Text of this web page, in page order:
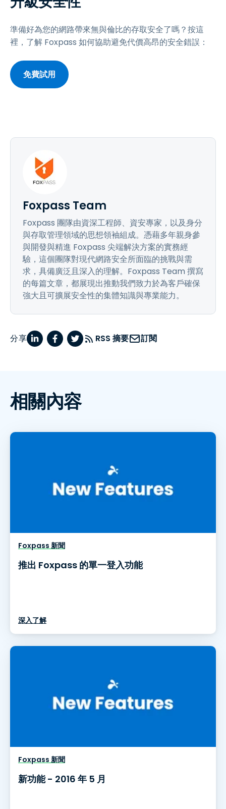
準備好為您的網路帶來無與倫比的存取安全了嗎？按這
裡，了解 Foxpass 如何協助避免代價高昂的安全錯誤：
免費試用
Foxpass Team
Foxpass 團隊由資深工程師、資安專家，以及身分
與存取管理領域的思想領袖組成。憑藉多年親身參
與開發與精進 Foxpass 尖端解決方案的實務經
驗，這個團隊對現代網路安全所面臨的挑戰與需
求，具備廣泛且深入的理解。Foxpass Team 撰寫
的每篇文章，都展現出推動我們致力於為客戶確保
強大且可擴展安全性的集體知識與專業能力。
分享 RSS 摘要 訂閱
相關內容
Foxpass 新聞
推出 Foxpass 的單一登入功能
深入了解
Foxpass 新聞
新功能 - 2016 年 5 月